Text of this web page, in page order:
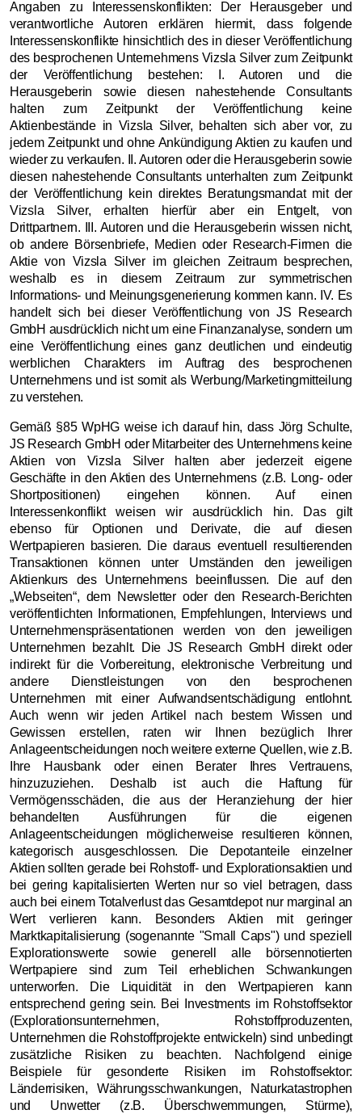
Angaben zu Interessenskonflikten: Der Herausgeber und
verantwortliche Autoren erklären hiermit, dass folgende
Interessenskonflikte hinsichtlich des in dieser Veröffentlichung
des besprochenen Unternehmens Vizsla Silver zum Zeitpunkt
der Veröffentlichung bestehen: I. Autoren und die
Herausgeberin sowie diesen nahestehende Consultants
halten zum Zeitpunkt der Veröffentlichung keine
Aktienbestände in Vizsla Silver, behalten sich aber vor, zu
jedem Zeitpunkt und ohne Ankündigung Aktien zu kaufen und
wieder zu verkaufen. II. Autoren oder die Herausgeberin sowie
diesen nahestehende Consultants unterhalten zum Zeitpunkt
der Veröffentlichung kein direktes Beratungsmandat mit der
Vizsla Silver, erhalten hierfür aber ein Entgelt, von
Drittpartnern. III. Autoren und die Herausgeberin wissen nicht,
ob andere Börsenbriefe, Medien oder Research-Firmen die
Aktie von Vizsla Silver im gleichen Zeitraum besprechen,
weshalb es in diesem Zeitraum zur symmetrischen
Informations- und Meinungsgenerierung kommen kann. IV. Es
handelt sich bei dieser Veröffentlichung von JS Research
GmbH ausdrücklich nicht um eine Finanzanalyse, sondern um
eine Veröffentlichung eines ganz deutlichen und eindeutig
werblichen Charakters im Auftrag des besprochenen
Unternehmens und ist somit als Werbung/Marketingmitteilung
zu verstehen.
Gemäß §85 WpHG weise ich darauf hin, dass Jörg Schulte,
JS Research GmbH oder Mitarbeiter des Unternehmens keine
Aktien von Vizsla Silver halten aber jederzeit eigene
Geschäfte in den Aktien des Unternehmens (z.B. Long- oder
Shortpositionen) eingehen können. Auf einen
Interessenkonflikt weisen wir ausdrücklich hin. Das gilt
ebenso für Optionen und Derivate, die auf diesen
Wertpapieren basieren. Die daraus eventuell resultierenden
Transaktionen können unter Umständen den jeweiligen
Aktienkurs des Unternehmens beeinflussen. Die auf den
„Webseiten“, dem Newsletter oder den Research-Berichten
veröffentlichten Informationen, Empfehlungen, Interviews und
Unternehmenspräsentationen werden von den jeweiligen
Unternehmen bezahlt. Die JS Research GmbH direkt oder
indirekt für die Vorbereitung, elektronische Verbreitung und
andere Dienstleistungen von den besprochenen
Unternehmen mit einer Aufwandsentschädigung entlohnt.
Auch wenn wir jeden Artikel nach bestem Wissen und
Gewissen erstellen, raten wir Ihnen bezüglich Ihrer
Anlageentscheidungen noch weitere externe Quellen, wie z.B.
Ihre Hausbank oder einen Berater Ihres Vertrauens,
hinzuzuziehen. Deshalb ist auch die Haftung für
Vermögensschäden, die aus der Heranziehung der hier
behandelten Ausführungen für die eigenen
Anlageentscheidungen möglicherweise resultieren können,
kategorisch ausgeschlossen. Die Depotanteile einzelner
Aktien sollten gerade bei Rohstoff- und Explorationsaktien und
bei gering kapitalisierten Werten nur so viel betragen, dass
auch bei einem Totalverlust das Gesamtdepot nur marginal an
Wert verlieren kann. Besonders Aktien mit geringer
Marktkapitalisierung (sogenannte "Small Caps") und speziell
Explorationswerte sowie generell alle börsennotierten
Wertpapiere sind zum Teil erheblichen Schwankungen
unterworfen. Die Liquidität in den Wertpapieren kann
entsprechend gering sein. Bei Investments im Rohstoffsektor
(Explorationsunternehmen, Rohstoffproduzenten,
Unternehmen die Rohstoffprojekte entwickeln) sind unbedingt
zusätzliche Risiken zu beachten. Nachfolgend einige
Beispiele für gesonderte Risiken im Rohstoffsektor:
Länderrisiken, Währungsschwankungen, Naturkatastrophen
und Unwetter (z.B. Überschwemmungen, Stürme),